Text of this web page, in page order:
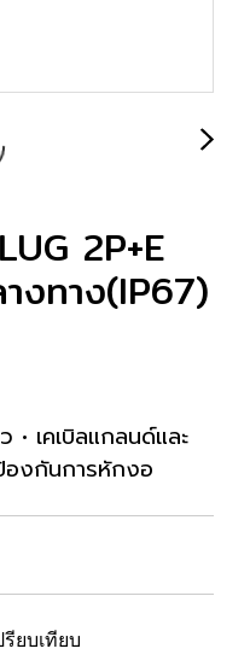
2P+E
งทาง(IP67)
• เคเบิลแกลนด์และ
งกันการหักงอ
รียบเทียบ